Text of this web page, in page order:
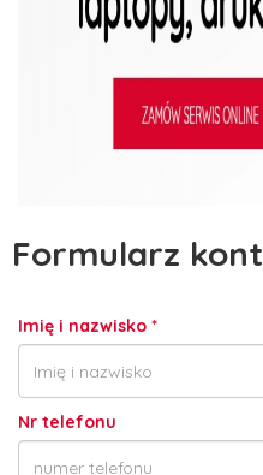
Formularz
Imię i nazwisko *
Nr telefonu